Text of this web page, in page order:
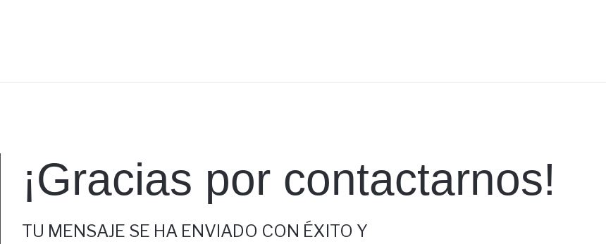
¡Gracias por contactarnos!
TU MENSAJE SE HA ENVIADO CON ÉXITO Y